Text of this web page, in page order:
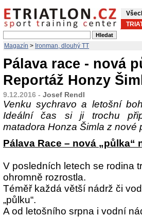
Magazín > Ironman, dlouhý TT
Pálava race - nová
Reportáž Honzy
9.12.2016 - Josef Rendl
Venku sychravo a letošní
Ideální čas si ji trochu
matadora Honza Šimla z
Pálava Race – nová „půlka“
V posledních letech se rodina
ohromně rozrostla.
Téměř každá větší nádrž či
„půlku“.
A od letošního srpna i vodní